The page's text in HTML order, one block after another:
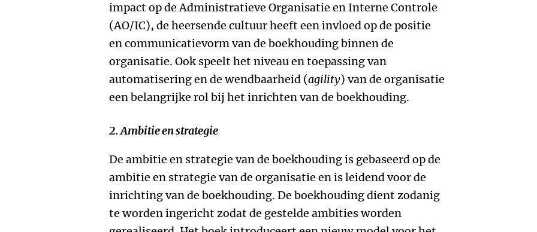
impact op de Administratieve Organisatie en Interne Controle
(AO/IC), de heersende cultuur heeft een invloed op de positie
en communicatievorm van de boekhouding binnen de
organisatie. Ook speelt het niveau en toepassing van
automatisering en de wendbaarheid (agility) van de organisatie
een belangrijke rol bij het inrichten van de boekhouding.
2. Ambitie en strategie
De ambitie en strategie van de boekhouding is gebaseerd op de
ambitie en strategie van de organisatie en is leidend voor de
inrichting van de boekhouding. De boekhouding dient zodanig
te worden ingericht zodat de gestelde ambities worden